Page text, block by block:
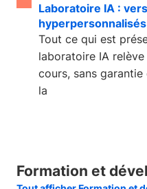
Laboratoire IA :
hyperpersonnalisés
Tout ce qui est
laboratoire IA relève
cours, sans
la
Formation et